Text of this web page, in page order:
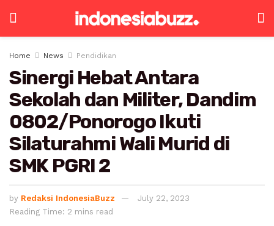
Home News Pendidikan
Sinergi Hebat Antara
Sekolah dan Militer, Dandim
0802/Ponorogo Ikuti
Silaturahmi Wali Murid di
SMK PGRI 2
by Redaksi IndonesiaBuzz
July 22, 2023
Reading Time: 2 mins read